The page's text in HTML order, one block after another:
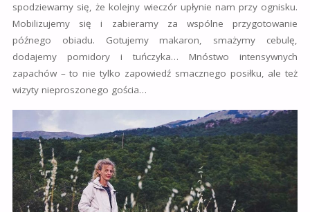
spodziewamy się, że kolejny wieczór upłynie nam przy ognisku.
Mobilizujemy się i zabieramy za wspólne przygotowanie
późnego obiadu. Gotujemy makaron, smażymy cebulę,
dodajemy pomidory i tuńczyka… Mnóstwo intensywnych
zapachów – to nie tylko zapowiedź smacznego posiłku, ale też
wizyty nieproszonego gościa…